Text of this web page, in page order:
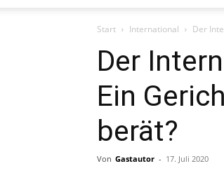
Start International Der
Der
Ein
berät?
Von Gastautor - 17. Juli 2020